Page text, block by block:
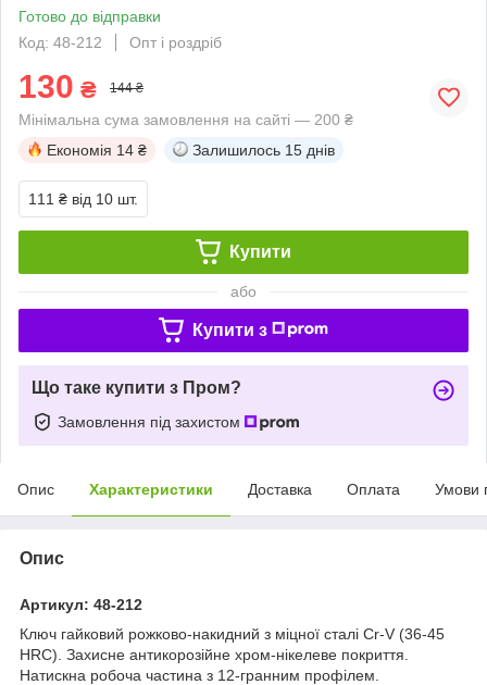
Готово до відправки
Код: 48-212
Опт і роздріб
130 ₴ 144 ₴
Мінімальна сума замовлення на сайті — 200 ₴
Економія 14 ₴ Залишилось 15 днів
111 ₴ від 10 шт.
Купити
або
Купити з
Що таке купити з Пром?
Замовлення під захистом
Опис Характеристики Доставка Оплата Умови
Опис
Артикул: 48-212
Ключ гайковий рожково-накидний з міцної сталі Cr-V (36-45
HRC). Захисне антикорозійне хром-нікелеве покриття.
Натискна робоча частина з 12-гранним профілем.